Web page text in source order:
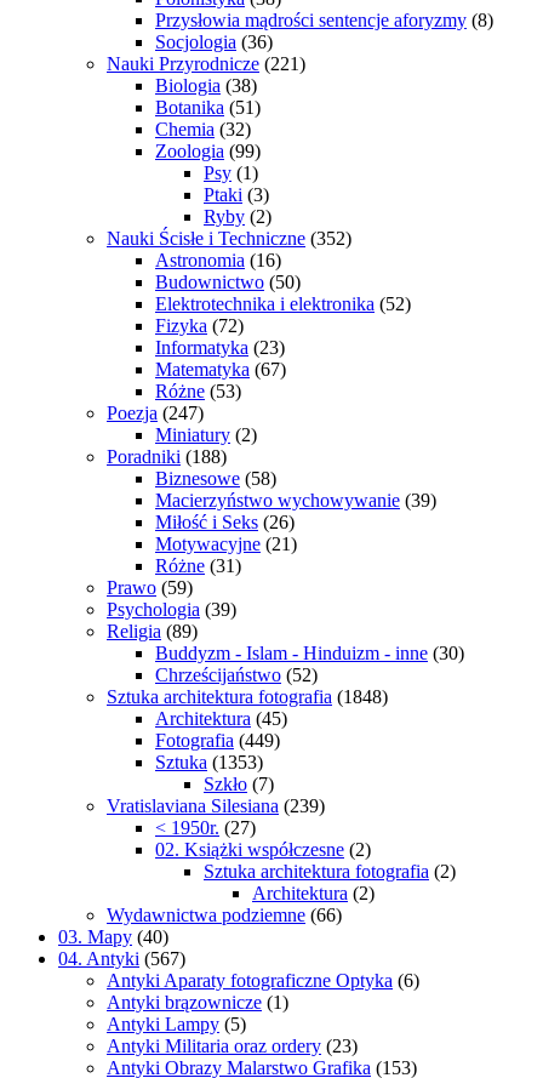
Przysłowia mądrości sentencje aforyzmy (8)
Socjologia (36)
Nauki Przyrodnicze (221)
Biologia (38)
Botanika (51)
Chemia (32)
Zoologia (99)
Psy (1)
Ptaki (3)
Ryby (2)
Nauki Ścisłe i Techniczne (352)
Astronomia (16)
Budownictwo (50)
Elektrotechnika i elektronika (52)
Fizyka (72)
Informatyka (23)
Matematyka (67)
Różne (53)
Poezja (247)
Miniatury (2)
Poradniki (188)
Biznesowe (58)
Macierzyństwo wychowywanie (39)
Miłość i Seks (26)
Motywacyjne (21)
Różne (31)
Prawo (59)
Psychologia (39)
Religia (89)
Buddyzm - Islam - Hinduizm - inne (30)
Chrześcijaństwo (52)
Sztuka architektura fotografia (1848)
Architektura (45)
Fotografia (449)
Sztuka (1353)
Szkło (7)
Vratislaviana Silesiana (239)
< 1950r. (27)
02. Książki współczesne (2)
Sztuka architektura fotografia (2)
Architektura (2)
Wydawnictwa podziemne (66)
03. Mapy (40)
04. Antyki (567)
Antyki Aparaty fotograficzne Optyka (6)
Antyki brązownicze (1)
Antyki Lampy (5)
Antyki Militaria oraz ordery (23)
Antyki Obrazy Malarstwo Grafika (153)